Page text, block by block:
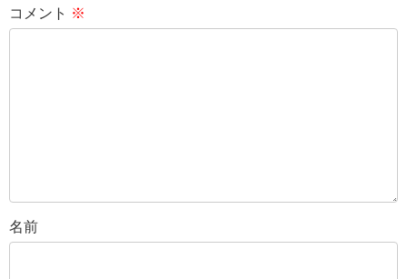
コメント ※
名前